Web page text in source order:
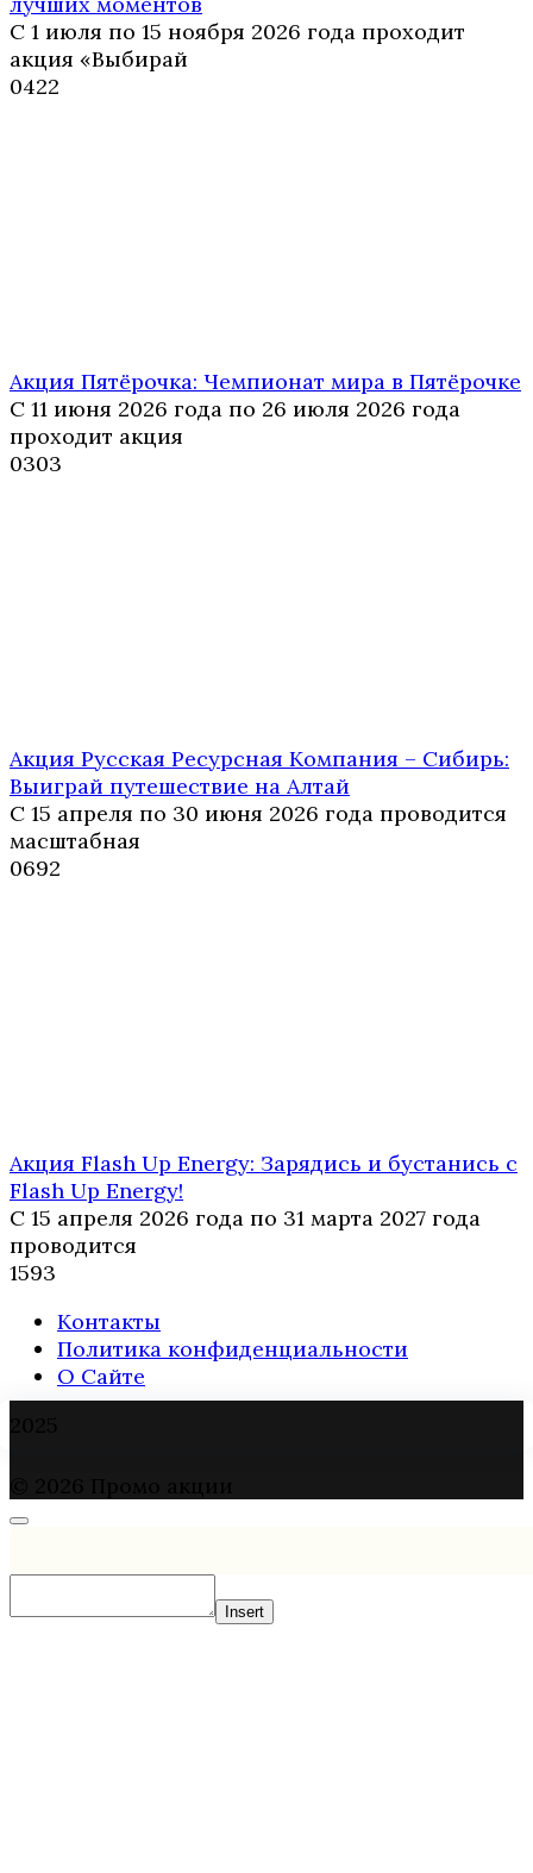
С 1 июля по 15 ноября 2026 года проходит
акция «Выбирай
0422
Акция Пятёрочка: Чемпионат мира в Пятёрочке
С 11 июня 2026 года по 26 июля 2026 года
проходит акция
0303
Акция Русская Ресурсная Компания – Сибирь:
Выиграй путешествие на Алтай
С 15 апреля по 30 июня 2026 года проводится
масштабная
0692
Акция Flash Up Energy: Зарядись и бустанись с
Flash Up Energy!
С 15 апреля 2026 года по 31 марта 2027 года
проводится
1593
Контакты
Политика конфиденциальности
О Сайте
Insert